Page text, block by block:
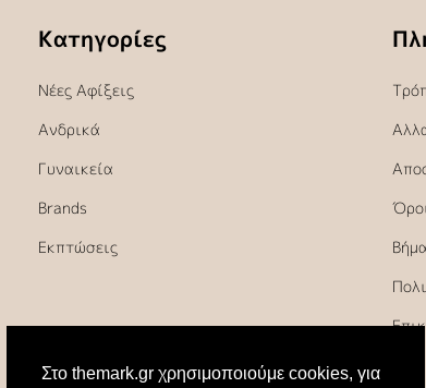
Στο themark.gr χρησιμοποιούμε cookies, για
Κατηγορίες
Νέες Αφίξεις
Ανδρικά
Γυναικεία
Brands
Εκπτώσεις